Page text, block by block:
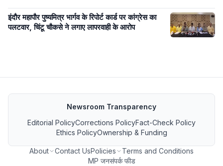
इंदौर महापौर पुष्यमित्र भार्गव के रिपोर्ट कार्ड पर कांग्रेस का
पलटवार, चिंटू चौकसे ने लगाए लापरवाही के आरोप
Newsroom Transparency
Editorial PolicyCorrections PolicyFact-Check Policy
Ethics PolicyOwnership & Funding
About Contact UsPolicies
Terms and Conditions
MP जनसंपर्क फीड